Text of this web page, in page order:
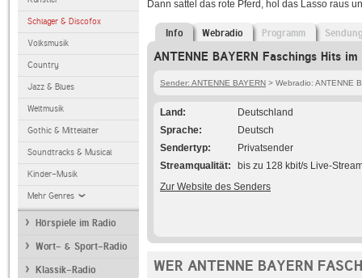
Schlager & Discofox
Volksmusik
Country
Jazz & Blues
Weltmusik
Gothic & Mittelalter
Soundtracks & Musical
Kinder-Musik
Mehr Genres
Hörspiele im Radio
Wort- & Sport-Radio
Klassik-Radio
Dann sattel das rote Pferd, hol das Lasso raus
Info Webradio Programm
ANTENNE BAYERN Faschings Hits
Sender: ANTENNE BAYERN > Webradio: ANTENNE
Land
Deutschland
Sprache
Deutsch
Sendertyp
Privatsender
Streamqualität
bis zu 128 kbit/s Live-
Zur Website des Senders
WER ANTENNE BAYERN